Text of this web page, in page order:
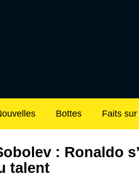
Bottes Faits
: Ronaldo
talent